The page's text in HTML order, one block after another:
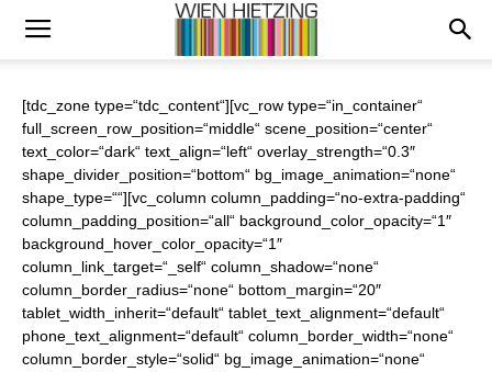
[tdc_zone type=“tdc_content“][vc_row type=“in_container“
full_screen_row_position=“middle“ scene_position=“center“
text_color=“dark“ text_align=“left“ overlay_strength=“0.3″
shape_divider_position=“bottom“ bg_image_animation=“none“
shape_type=““][vc_column column_padding=“no-extra-padding“
column_padding_position=“all“ background_color_opacity=“1″
background_hover_color_opacity=“1″
column_link_target=“_self“ column_shadow=“none“
column_border_radius=“none“ bottom_margin=“20″
tablet_width_inherit=“default“ tablet_text_alignment=“default“
phone_text_alignment=“default“ column_border_width=“none“
column_border_style=“solid“ bg_image_animation=“none“